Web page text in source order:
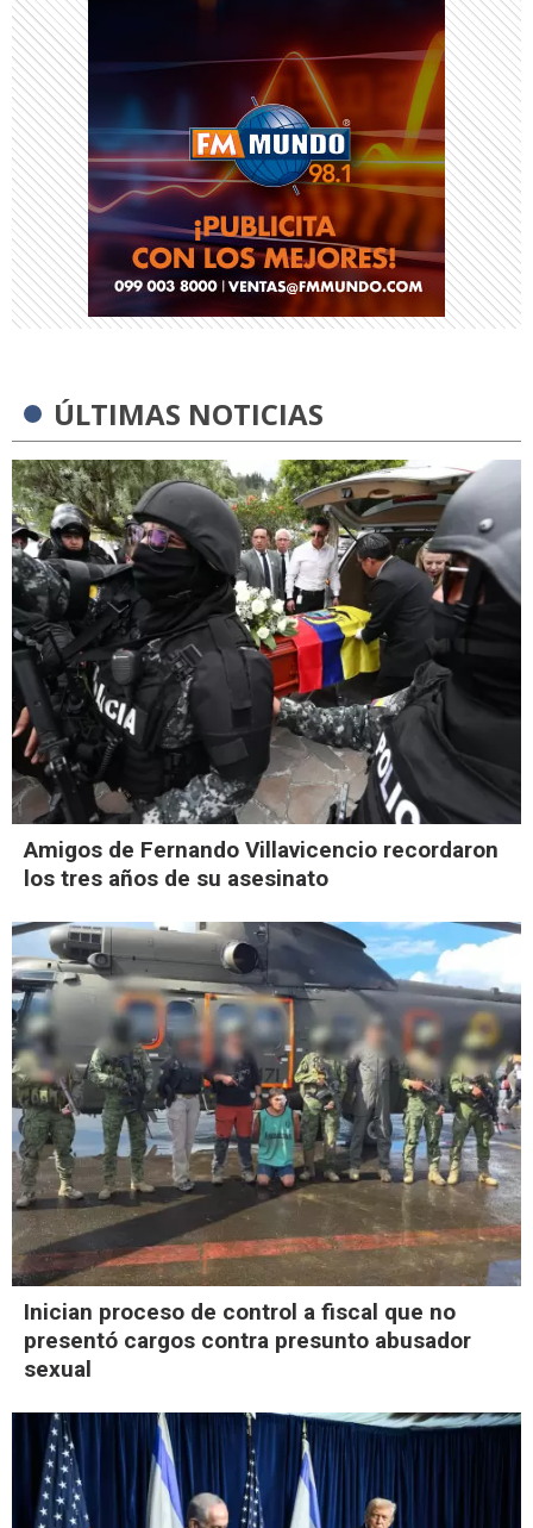
ÚLTIMAS NOTICIAS
Amigos de Fernando Villavicencio recordaron
los tres años de su asesinato
Inician proceso de control a fiscal que no
presentó cargos contra presunto abusador
sexual